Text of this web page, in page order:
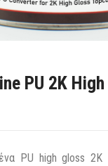
PU 2Κ
PU high gloss 2Κ